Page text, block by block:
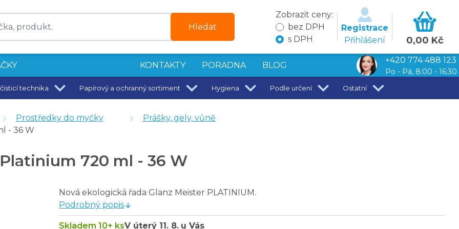
Hledat
Zobrazit ceny:
bez DPH
s DPH
Registrace
Přihlášení
0,00 Kč
KONTAKTY PORADNA BLOG
+420 774 488 123
Po - Pá, 8:00 - 16:30
technika Papírový a ochranný sortiment Hygiena Podle určení Ostatní
65 ks
Prostředky do myčky
Prášky, gely, vůně
- 36 W
720 ml - 36 W
Nová ekologická řada Glanz Meister PLATINIUM.
Podrobný popis
Skladem 10+ ksV úterý 11. 8. u Vás